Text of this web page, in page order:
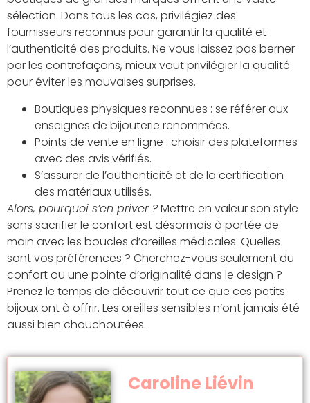
sélection. Dans tous les cas, privilégiez des
fournisseurs reconnus pour garantir la qualité et
l’authenticité des produits. Ne vous laissez pas berner
par les contrefaçons, mieux vaut privilégier la qualité
pour éviter les mauvaises surprises.
Boutiques physiques reconnues : se référer aux
enseignes de bijouterie renommées.
Points de vente en ligne : choisir des plateformes
avec des avis vérifiés.
S’assurer de l’authenticité et de la certification
des matériaux utilisés.
Alors, pourquoi s’en priver ?Mettre en valeur son style
sans sacrifier le confort est désormais à portée de
main avec les boucles d’oreilles médicales. Quelles
sont vos préférences ? Cherchez-vous seulement du
confort ou une pointe d’originalité dans le design ?
Prenez le temps de découvrir tout ce que ces petits
bijoux ont à offrir. Les oreilles sensibles n’ont jamais été
aussi bien chouchoutées.
Caroline Liévin